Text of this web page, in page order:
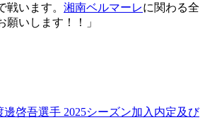
戦います。 湘南ベルマーレに関わる全
いします！！」
啓吾選手 2025シーズン加入内定及び